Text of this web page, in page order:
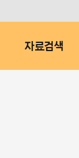
자료검색